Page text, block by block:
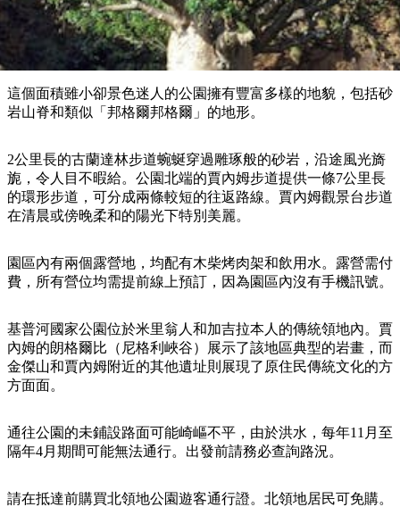
內
陸
和
戶
外
按
地
區
索
活
動
推
薦
榜
單
劃
您
的
行
用
資
訊
劃
工
具
Sign
up
這個面積雖小卻景色迷人的公園擁有豐富多樣的地貌，包括砂
岩山脊和類似「邦格爾邦格爾」的地形。
2公里長的古蘭達林步道蜿蜒穿過雕琢般的砂岩，沿途風光旖
旎，令人目不暇給。公園北端的賈內姆步道提供一條7公里長
的環形步道，可分成兩條較短的往返路線。賈內姆觀景台步道
在清晨或傍晚柔和的陽光下特別美麗。
園區內有兩個露營地，均配有木柴烤肉架和飲用水。露營需付
費，所有營位均需提前線上預訂，因為園區內沒有手機訊號。
基普河國家公園位於米里翁人和加吉拉本人的傳統領地內。賈
內姆的朗格爾比（尼格利峽谷）展示了該地區典型的岩畫，而
金傑山和賈內姆附近的其他遺址則展現了原住民傳統文化的方
方面面。
通往公園的未鋪設路面可能崎嶇不平，由於洪水，每年11月至
隔年4月期間可能無法通行。出發前請務必查詢路況。
請在抵達前購買北領地公園遊客通行證。北領地居民可免購。